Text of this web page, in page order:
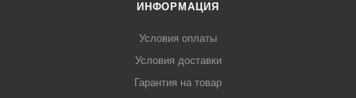
ИНФОРМАЦИЯ
Условия оплаты
Условия доставки
Гарантия на товар